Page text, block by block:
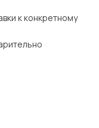
к конкретному